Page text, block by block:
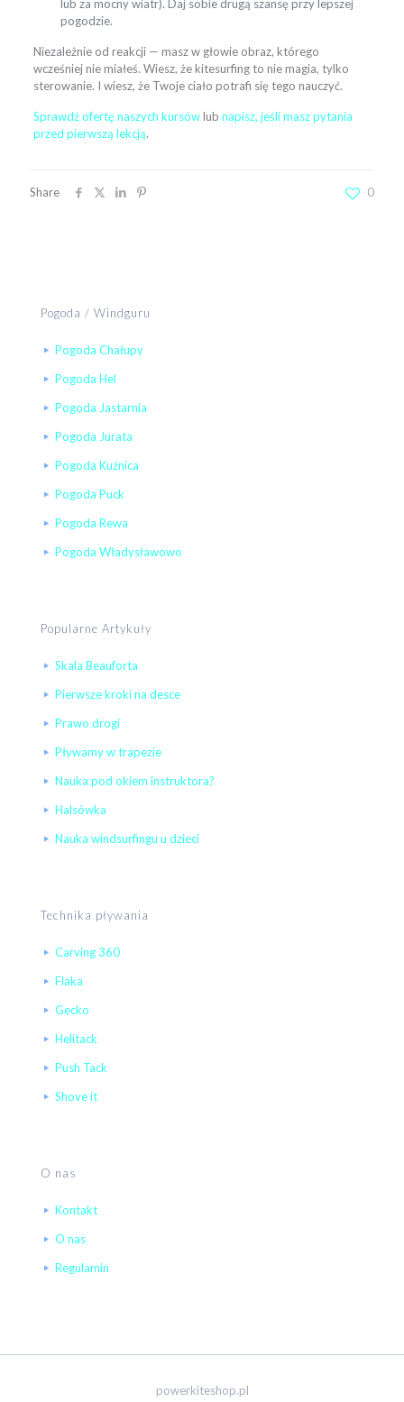
lub za mocny wiatr). Daj sobie drugą szansę przy lepszej
pogodzie.
Niezależnie od reakcji — masz w głowie obraz, którego
wcześniej nie miałeś. Wiesz, że kitesurfing to nie magia, tylko
sterowanie. I wiesz, że Twoje ciało potrafi się tego nauczyć.
Sprawdź ofertę naszych kursówlub napisz, jeśli masz pytania
przed pierwszą lekcją.
Share 0
Pogoda / Windguru
Pogoda Chałupy
Pogoda Hel
Pogoda Jastarnia
Pogoda Jurata
Pogoda Kuźnica
Pogoda Puck
Pogoda Rewa
Pogoda Władysławowo
Popularne Artykuły
Skala Beauforta
Pierwsze kroki na desce
Prawo drogi
Pływamy w trapezie
Nauka pod okiem instruktora?
Halsówka
Nauka windsurfingu u dzieci
Technika pływania
Carving 360
Flaka
Gecko
Helitack
Push Tack
Shove it
O nas
Kontakt
O nas
Regulamin
powerkiteshop.pl